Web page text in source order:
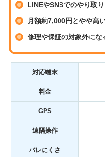
LINEやSNSでのやり取
月額約7,000円とやや高
修理や保証の対象外にな
対応端末
料金
GPS
遠隔操作
バレにくさ